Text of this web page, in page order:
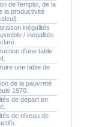
de l'emploi, de la
la productivité
inégalités
/ inégalités
d'une table
une table de
de la pauvreté
1970.
de départ en
de niveau de